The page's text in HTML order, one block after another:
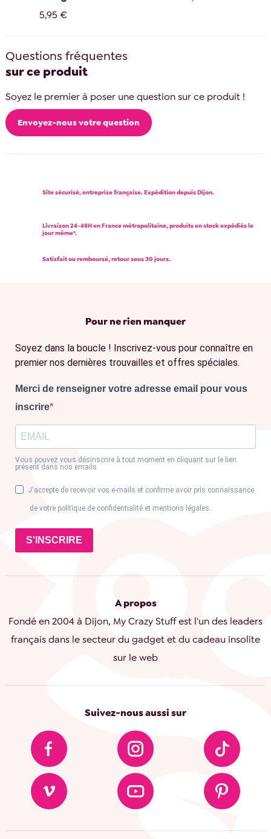
5,95 €
Questions fréquentes
sur ce produit
Soyez le premier à poser une question sur ce produit !
Envoyez-nous votre question
Site sécurisé, entreprise française. Expédition depuis Dijon.
Livraison 24-48H en France métropolitaine, produits en stock expédiés le
jour même*.
Satisfait ou remboursé, retour sous 30 jours.
Pour ne rien manquer
Soyez dans la boucle ! Inscrivez-vous pour connaître en
premier nos dernières trouvailles et offres spéciales.
Merci de renseigner votre adresse email pour vous
inscrire
Vous pouvez vous désinscrire à tout moment en cliquant sur le lien
présent dans nos emails.
J'accepte de recevoir vos e-mails et confirme avoir pris connaissance
de votre politique de confidentialité et mentions légales.
S'INSCRIRE
A propos
Fondé en 2004 à Dijon, My Crazy Stuff est l'un des leaders
français dans le secteur du gadget et du cadeau insolite
sur le web
Suivez-nous aussi sur